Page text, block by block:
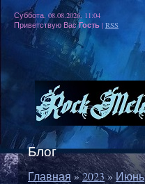
Суббота, 08.08.2026, 11:04
Приветствую Вас Гость | RSS
Блог
Главная»2023»Июнь